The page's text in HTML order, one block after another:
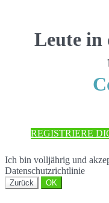
Leute in
REGISTRIERE
Ich bin volljährig und
Datenschutzrichtlinie
Zurück OK